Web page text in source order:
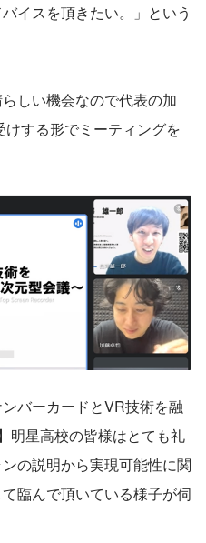
イスを頂きたい。」という
しい機会なので代表の加
する形でミーティングを
バーカードとVR技術を融
明星高校の皆様はとても礼
の説明から実現可能性に関
臨んで頂いている様子が伺